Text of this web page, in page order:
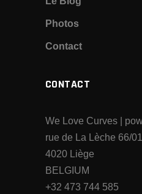
Photos
Contact
CONTACT
We Love Curves |
rue de La Lèche 66/01
4020 Liège
BELGIUM
+32 473 744 585